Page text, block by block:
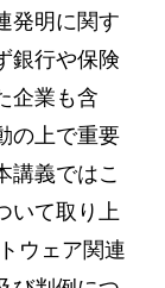
発明に関す
銀行や保険
企業も含
の上で重要
講義ではこ
いて取り上
ウェア関連